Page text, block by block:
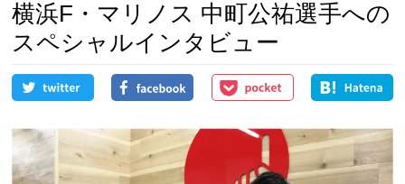
横浜F・マリノス 中町公祐選手への
スペシャルインタビュー